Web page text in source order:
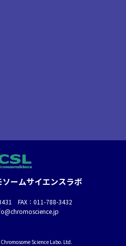
ームサイエンスラボ
FAX：011-788-3432
Science Labo. Ltd.